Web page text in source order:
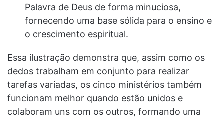
Palavra de Deus de forma minuciosa,
fornecendo uma base sólida para o ensino e
o crescimento espiritual.
Essa ilustração demonstra que, assim como os
dedos trabalham em conjunto para realizar
tarefas variadas, os cinco ministérios também
funcionam melhor quando estão unidos e
colaboram uns com os outros, formando uma